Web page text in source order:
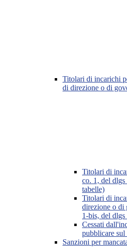
Titolari di incarichi
di direzione o di
Titolari di
co. 1, del
tabelle)
Titolari di
direzione o di
1-bis, del
Cessati
pubblicare
Sanzioni per